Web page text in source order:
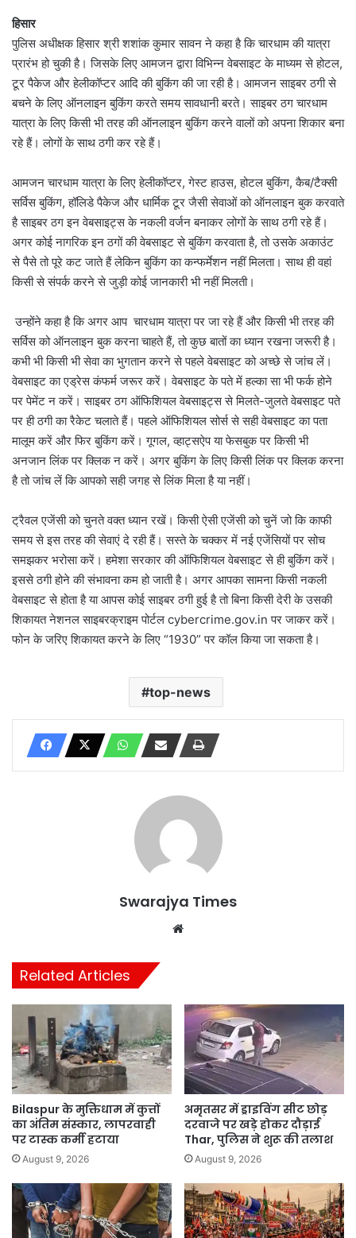
हिसार
पुलिस अधीक्षक हिसार श्री शशांक कुमार सावन ने कहा है कि चारधाम की यात्रा
प्रारंभ हो चुकी है। जिसके लिए आमजन द्वारा विभिन्न वेबसाइट के माध्यम से होटल,
टूर पैकेज और हेलीकॉप्टर आदि की बुकिंग की जा रही है। आमजन साइबर ठगी से
बचने के लिए ऑनलाइन बुकिंग करते समय सावधानी बरते। साइबर ठग चारधाम
यात्रा के लिए किसी भी तरह की ऑनलाइन बुकिंग करने वालों को अपना शिकार बना
रहे हैं। लोगों के साथ ठगी कर रहे हैं।
आमजन चारधाम यात्रा के लिए हेलीकॉप्टर, गेस्ट हाउस, होटल बुकिंग, कैब/टैक्सी
सर्विस बुकिंग, हॉलिडे पैकेज और धार्मिक टूर जैसी सेवाओं को ऑनलाइन बुक करवाते
है साइबर ठग इन वेबसाइट्स के नकली वर्जन बनाकर लोगों के साथ ठगी रहे हैं।
अगर कोई नागरिक इन ठगों की वेबसाइट से बुकिंग करवाता है, तो उसके अकाउंट
से पैसे तो पूरे कट जाते हैं लेकिन बुकिंग का कन्फर्मेशन नहीं मिलता। साथ ही वहां
किसी से संपर्क करने से जुड़ी कोई जानकारी भी नहीं मिलती।
उन्होंने कहा है कि अगर आप चारधाम यात्रा पर जा रहे हैं और किसी भी तरह की
सर्विस को ऑनलाइन बुक करना चाहते हैं, तो कुछ बातों का ध्यान रखना जरूरी है।
कभी भी किसी भी सेवा का भुगतान करने से पहले वेबसाइट को अच्छे से जांच लें।
वेबसाइट का एड्रेस कंफर्म जरूर करें। वेबसाइट के पते में हल्का सा भी फर्क होने
पर पेमेंट न करें। साइबर ठग ऑफिशियल वेबसाइट्स से मिलते-जुलते वेबसाइट पते
पर ही ठगी का रैकेट चलाते हैं। पहले ऑफिशियल सोर्स से सही वेबसाइट का पता
मालूम करें और फिर बुकिंग करें। गूगल, व्हाट्सऐप या फेसबुक पर किसी भी
अनजान लिंक पर क्लिक न करें। अगर बुकिंग के लिए किसी लिंक पर क्लिक करना
है तो जांच लें कि आपको सही जगह से लिंक मिला है या नहीं।
ट्रैवल एजेंसी को चुनते वक्त ध्यान रखें। किसी ऐसी एजेंसी को चुनें जो कि काफी
समय से इस तरह की सेवाएं दे रही हैं। सस्ते के चक्कर में नई एजेंसियों पर सोच
समझकर भरोसा करें। हमेशा सरकार की ऑफिशियल वेबसाइट से ही बुकिंग करें।
इससे ठगी होने की संभावना कम हो जाती है। अगर आपका सामना किसी नकली
वेबसाइट से होता है या आपस कोई साइबर ठगी हुई है तो बिना किसी देरी के उसकी
शिकायत नेशनल साइबरक्राइम पोर्टल cybercrime.gov.in पर जाकर करें।
फोन के जरिए शिकायत करने के लिए “1930” पर कॉल किया जा सकता है।
top-news
Swarajya Times
Related Articles
Bilaspur के मुक्तिधाम में कुत्तों
का अंतिम संस्कार, लापरवाही
पर टास्क कर्मी हटाया
August 9, 2026
अमृतसर में ड्राइविंग सीट छोड़
दरवाजे पर खड़े होकर दौड़ाई
Thar, पुलिस ने शुरू की तलाश
August 9, 2026